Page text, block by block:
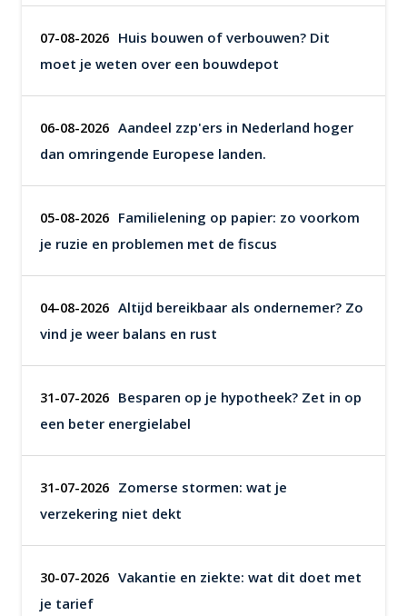
07-08-2026 Huis bouwen of verbouwen? Dit
moet je weten over een bouwdepot
06-08-2026 Aandeel zzp'ers in Nederland hoger
dan omringende Europese landen.
05-08-2026 Familielening op papier: zo voorkom
je ruzie en problemen met de fiscus
04-08-2026 Altijd bereikbaar als ondernemer? Zo
vind je weer balans en rust
31-07-2026 Besparen op je hypotheek? Zet in op
een beter energielabel
31-07-2026 Zomerse stormen: wat je
verzekering niet dekt
30-07-2026 Vakantie en ziekte: wat dit doet met
je tarief